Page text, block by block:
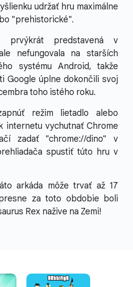
udržať hru maximálne
"prehistorické".
prvýkrát predstavená v
nefungovala na starších
systému Android, takže
Google úplne dokončili svoj
toho istého roku.
režim lietadlo alebo
internetu vychutnať Chrome
zadať "chrome://dino" v
spustiť túto hru v
arkáda môže trvať až 17
za toto obdobie boli
Rex nažive na Zemi!